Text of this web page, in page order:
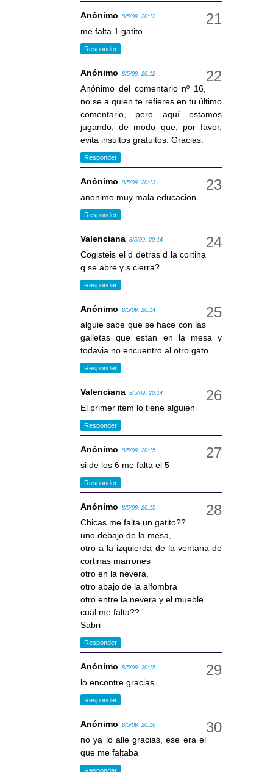
Anónimo 8/5/09, 20:12
me falta 1 gatito
Responder
Anónimo 8/5/09, 20:12
Anónimo del comentario nº 16,
no se a quien te refieres en tu último
comentario, pero aquí estamos
jugando, de modo que, por favor,
evita insultos gratuitos. Gracias.
Responder
Anónimo 8/5/09, 20:13
anonimo muy mala educacion
Responder
Valenciana 8/5/09, 20:14
Cogisteis el d detras d la cortina
q se abre y s cierra?
Responder
Anónimo 8/5/09, 20:14
alguie sabe que se hace con las
galletas que estan en la mesa y
todavia no encuentro al otro gato
Responder
Valenciana 8/5/09, 20:14
El primer item lo tiene alguien
Responder
Anónimo 8/5/09, 20:15
si de los 6 me falta el 5
Responder
Anónimo 8/5/09, 20:15
Chicas me falta un gatito??
uno debajo de la mesa,
otro a la izquierda de la ventana de
cortinas marrones
otro en la nevera,
otro abajo de la alfombra
otro entre la nevera y el mueble
cual me falta??
Sabri
Responder
Anónimo 8/5/09, 20:15
lo encontre gracias
Responder
Anónimo 8/5/09, 20:16
no ya lo alle gracias, ese era el
que me faltaba
Responder